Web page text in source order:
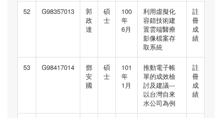
52 G98357013
郭
政
達
碩
士
100
年
6月
利用虛擬化
容錯技術建
置雲端醫療
影像檔案存
取系統
註
冊
成
績
53 G98417014
鄧
安
國
碩
士
101
年
1月
推動電子帳
單的成效檢
討及建議---
以台灣自來
水公司為例
註
冊
成
績